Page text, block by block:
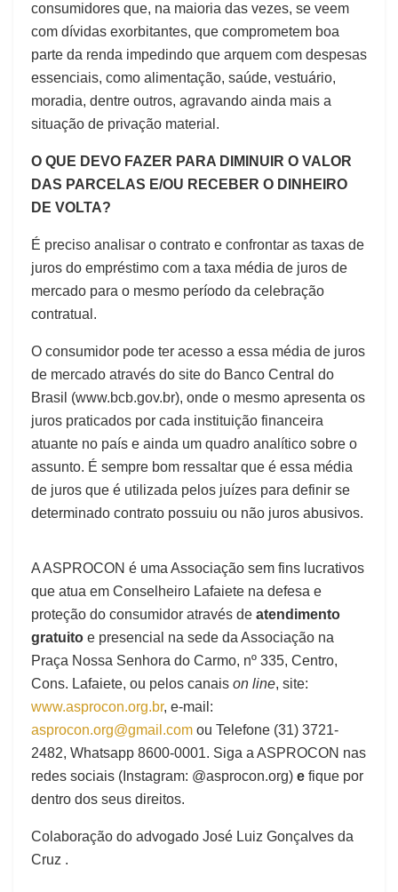
consumidores que, na maioria das vezes, se veem
com dívidas exorbitantes, que comprometem boa
parte da renda impedindo que arquem com despesas
essenciais, como alimentação, saúde, vestuário,
moradia, dentre outros, agravando ainda mais a
situação de privação material.
O QUE DEVO FAZER PARA DIMINUIR O VALOR
DAS PARCELAS E/OU RECEBER O DINHEIRO
DE VOLTA?
É preciso analisar o contrato e confrontar as taxas de
juros do empréstimo com a taxa média de juros de
mercado para o mesmo período da celebração
contratual.
O consumidor pode ter acesso a essa média de juros
de mercado através do site do Banco Central do
Brasil (www.bcb.gov.br), onde o mesmo apresenta os
juros praticados por cada instituição financeira
atuante no país e ainda um quadro analítico sobre o
assunto. É sempre bom ressaltar que é essa média
de juros que é utilizada pelos juízes para definir se
determinado contrato possuiu ou não juros abusivos.
A ASPROCON é uma Associação sem fins lucrativos
que atua em Conselheiro Lafaiete na defesa e
proteção do consumidor através de atendimento
gratuito e presencial na sede da Associação na
Praça Nossa Senhora do Carmo, nº 335, Centro,
Cons. Lafaiete, ou pelos canais on line, site:
www.asprocon.org.br, e-mail:
asprocon.org@gmail.com ou Telefone (31) 3721-
2482, Whatsapp 8600-0001. Siga a ASPROCON nas
redes sociais (Instagram: @asprocon.org) e fique por
dentro dos seus direitos.
Colaboração do advogado José Luiz Gonçalves da
Cruz .